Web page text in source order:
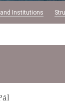
Institutions